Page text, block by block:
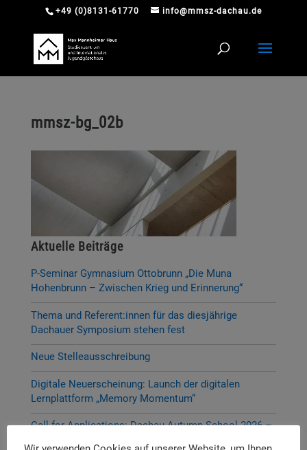
+49 (0)8131-61770 info@mmsz-dachau.de
mmsz-bg_02b
Aktuelle Beiträge
P-Seminar Gymnasium Ottobrunn „Die Muna
Hohenbrunn – Zwischen Krieg und Erinnerung“
Thema und Referent:innen für das diesjährige
Dachauer Symposium stehen fest
Neue Stelleausschreibung
Digitale Neuerscheinung: Launch der digitalen
Lernplattform „Memory Momentum“
Call for Applications: Dachau Autumn School 2026 –